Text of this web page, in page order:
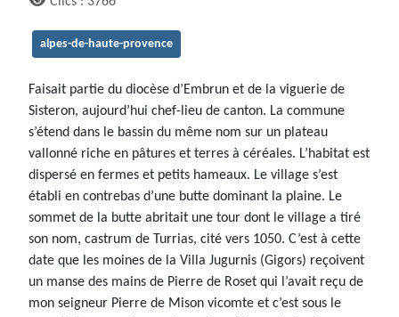
alpes-de-haute-provence
Faisait partie du diocèse d’Embrun et de la viguerie de
Sisteron, aujourd’hui chef-lieu de canton. La commune
s’étend dans le bassin du même nom sur un plateau
vallonné riche en pâtures et terres à céréales. L’habitat est
dispersé en fermes et petits hameaux. Le village s’est
établi en contrebas d’une butte dominant la plaine. Le
sommet de la butte abritait une tour dont le village a tiré
son nom, castrum de Turrias, cité vers 1050. C’est à cette
date que les moines de la Villa Jugurnis (Gigors) reçoivent
un manse des mains de Pierre de Roset qui l’avait reçu de
mon seigneur Pierre de Mison vicomte et c’est sous le